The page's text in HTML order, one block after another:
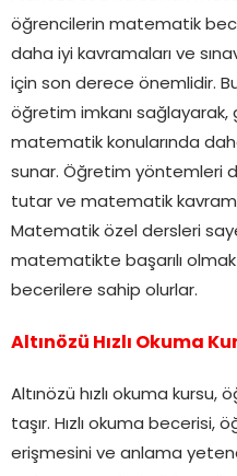
öğrencilerin matematik
daha iyi kavramaları ve
için son derece önemlidir.
öğretim imkanı
matematik konularında
sunar. Öğretim yöntemleri
tutar ve matematik
Matematik özel dersleri
matematikte başarılı
becerilere sahip olurlar.
Altınözü Hızlı Okuma
Altınözü hızlı okuma kursu,
taşır. Hızlı okuma becerisi,
erişmesini ve anlama